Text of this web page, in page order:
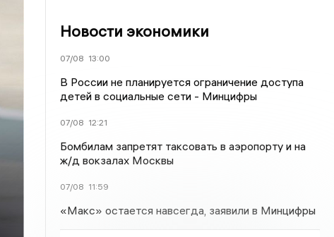
Новости экономики
07/08 13:00
В России не планируется ограничение доступа
детей в социальные сети - Минцифры
07/08 12:21
Бомбилам запретят таксовать в аэропорту и на
ж/д вокзалах Москвы
07/08 11:59
«Макс» остается навсегда, заявили в Минцифры